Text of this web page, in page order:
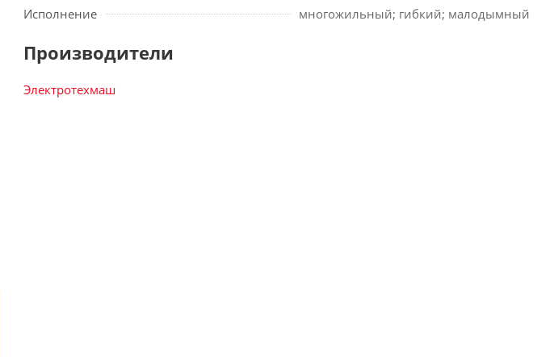
Исполнение
многожильный; гибкий; малодымный
Производители
Электротехмаш